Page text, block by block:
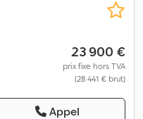
23 900 €
prix fixe hors TVA
(28 441 € brut)
Appel